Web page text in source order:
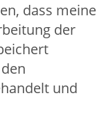
dass meine
der
und